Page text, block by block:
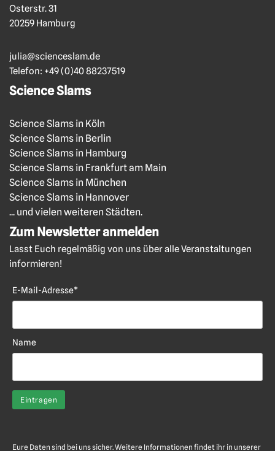
Osterstr. 31
20259 Hamburg
julia@scienceslam.de
Telefon: +49 (0)40 88237519
Science Slams
Science Slams in Köln
Science Slams in Berlin
Science Slams in Hamburg
Science Slams in Frankfurt am Main
Science Slams in München
Science Slams in Hannover
... und vielen weiteren Städten.
Zum Newsletter anmelden
Lasst Euch regelmäßig von uns über alle Veranstaltungen
informieren!
E-Mail-Adresse*
Name
Eure Daten sind bei uns sicher. Weitere Informationen findet ihr in unserer